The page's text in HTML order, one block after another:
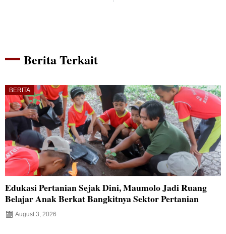
Berita Terkait
BERITA
Edukasi Pertanian Sejak Dini, Maumolo Jadi Ruang
Belajar Anak Berkat Bangkitnya Sektor Pertanian
August 3, 2026